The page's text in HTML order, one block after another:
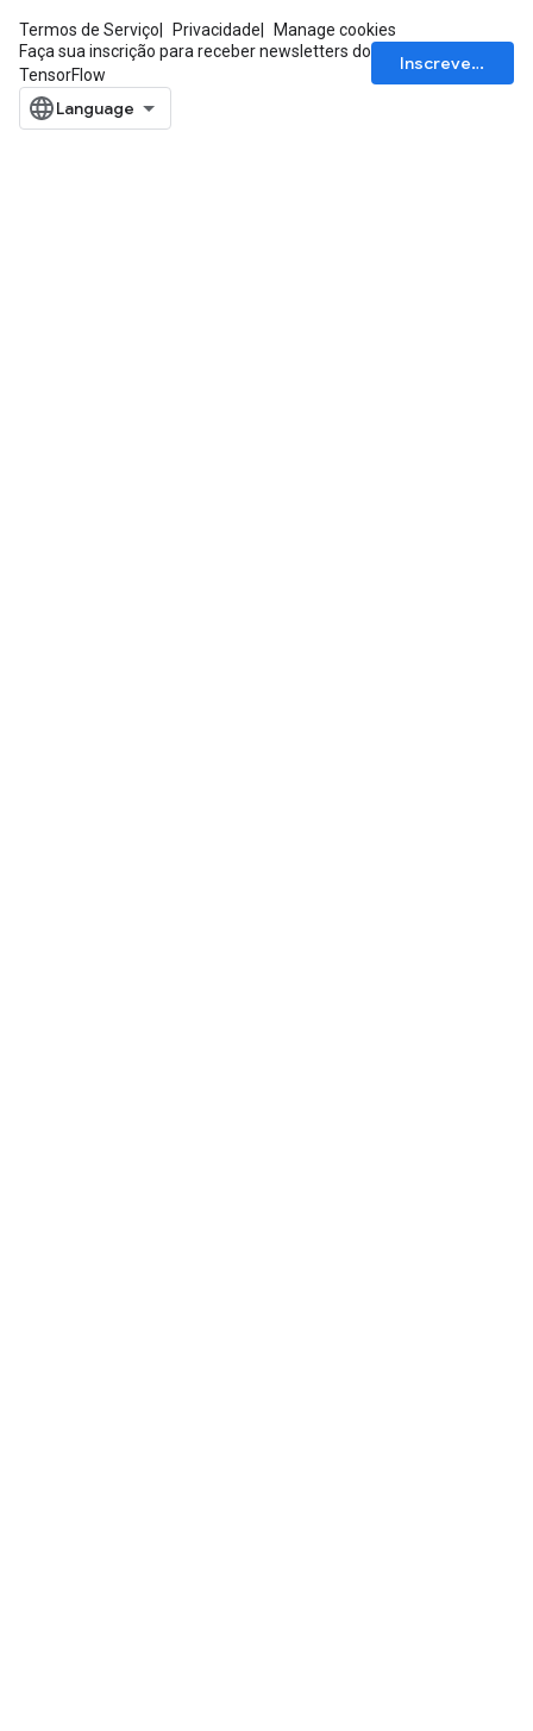
Termos de Serviço Privacidade
Manage cookies
Faça sua inscrição para receber newsletters do
TensorFlow
Inscrever-se